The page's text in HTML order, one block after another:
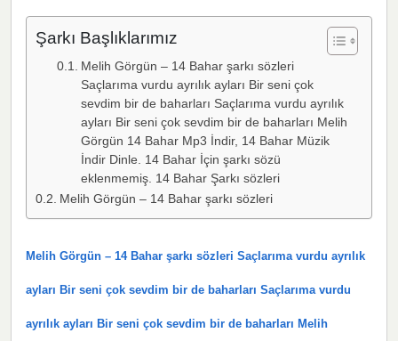
Şarkı Başlıklarımız
Melih Görgün – 14 Bahar şarkı sözleri
Saçlarıma vurdu ayrılık ayları Bir seni çok
sevdim bir de baharları Saçlarıma vurdu ayrılık
ayları Bir seni çok sevdim bir de baharları Melih
Görgün 14 Bahar Mp3 İndir, 14 Bahar Müzik
İndir Dinle. 14 Bahar İçin şarkı sözü
eklenmemiş. 14 Bahar Şarkı sözleri
Melih Görgün – 14 Bahar şarkı sözleri
Melih Görgün – 14 Bahar şarkı sözleri Saçlarıma vurdu ayrılık
ayları Bir seni çok sevdim bir de baharları Saçlarıma vurdu
ayrılık ayları Bir seni çok sevdim bir de baharları Melih